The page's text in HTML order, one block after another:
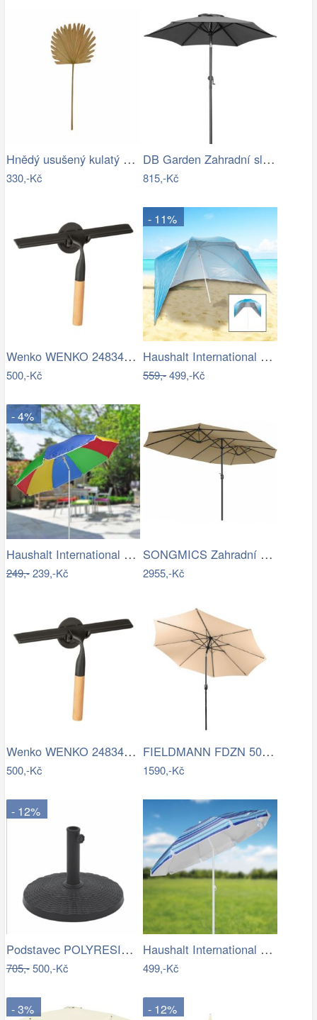
Hnědý usušený kulatý dekorativní list…
330,-Kč
DB Garden Zahradní slunečník Diane…
815,-Kč
Wenko WENKO 24834100 - Stěrka BAMBUSa…
500,-Kč
- 11%
Haushalt International Plážový…
559,-499,-Kč
- 4%
Haushalt International Slunečník duhový…
249,-239,-Kč
SONGMICS Zahradní slunečník Lyre šedý
2955,-Kč
Wenko WENKO 24834100 - Stěrka BAMBUSa…
500,-Kč
FIELDMANN FDZN 5006 Slunečník krémový 3…
1590,-Kč
- 12%
Podstavec POLYRESIN 10kg ROJAPLAST
705,-500,-Kč
Haushalt International Slunečník, 200 cm
499,-Kč
- 3% - 12%